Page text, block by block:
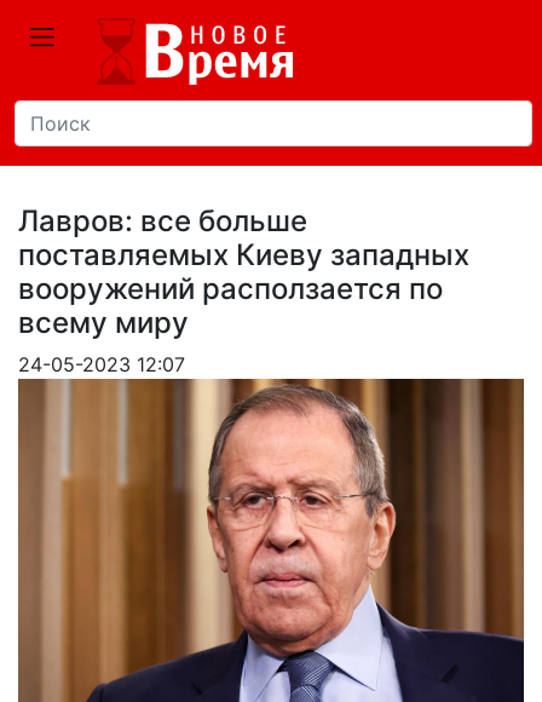
Лавров: все больше
поставляемых Киеву западных
вооружений расползается по
всему миру
24-05-2023 12:07